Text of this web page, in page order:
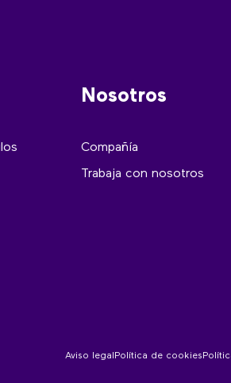
Nosotros
Compañía
Trabaja con nosotros
Aviso legal Política de cookies